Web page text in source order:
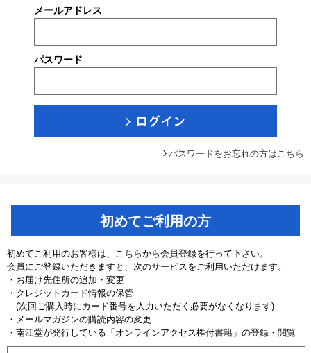
メールアドレス
パスワード
パスワードをお忘れの方はこちら
初めてご利用の方
初めてご利用のお客様は、こちらから会員登録を行って下さい。
会員にご登録いただきますと、次のサービスをご利用いただけます。
・お届け先住所の追加・変更
・クレジットカード情報の保管
(次回ご購入時にカード番号を入力いただく必要がなくなります)
・メールマガジンの購読内容の変更
・南江堂が発行している「オンラインアクセス権付書籍」の登録・閲覧